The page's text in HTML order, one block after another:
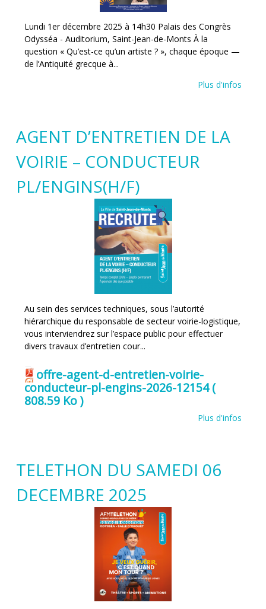
Lundi 1er décembre 2025 à 14h30 Palais des Congrès
Odysséa - Auditorium, Saint-Jean-de-Monts À la
question « Qu’est-ce qu’un artiste ? », chaque époque —
de l’Antiquité grecque à...
Plus d'infos
AGENT D’ENTRETIEN DE LA
VOIRIE – CONDUCTEUR
PL/ENGINS(H/F)
Au sein des services techniques, sous l’autorité
hiérarchique du responsable de secteur voirie-logistique,
vous interviendrez sur l’espace public pour effectuer
divers travaux d’entretien cour...
offre-agent-d-entretien-voirie-
conducteur-pl-engins-2026-12154(
808.59 Ko )
Plus d'infos
TELETHON DU SAMEDI 06
DECEMBRE 2025